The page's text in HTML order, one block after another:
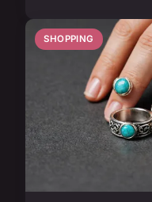
SHOPPING